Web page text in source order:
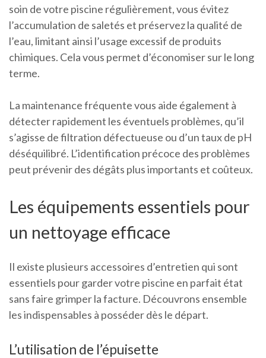
soin de votre piscine régulièrement, vous évitez
l’accumulation de saletés et préservez la qualité de
l’eau, limitant ainsi l’usage excessif de produits
chimiques. Cela vous permet d’économiser sur le long
terme.
La maintenance fréquente vous aide également à
détecter rapidement les éventuels problèmes, qu’il
s’agisse de filtration défectueuse ou d’un taux de pH
déséquilibré. L’identification précoce des problèmes
peut prévenir des dégâts plus importants et coûteux.
Les équipements essentiels pour
un nettoyage efficace
Il existe plusieurs accessoires d’entretien qui sont
essentiels pour garder votre piscine en parfait état
sans faire grimper la facture. Découvrons ensemble
les indispensables à posséder dès le départ.
L’utilisation de l’épuisette